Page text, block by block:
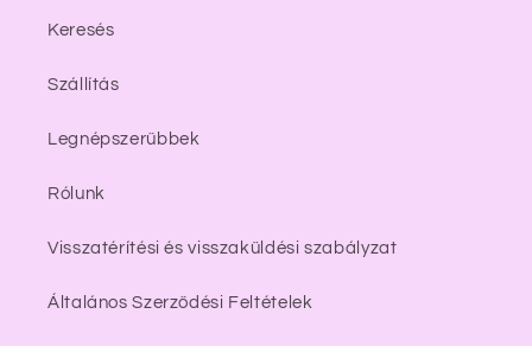
Keresés
Szállítás
Legnépszerűbbek
Rólunk
Visszatérítési és visszaküldési szabályzat
Általános Szerződési Feltételek